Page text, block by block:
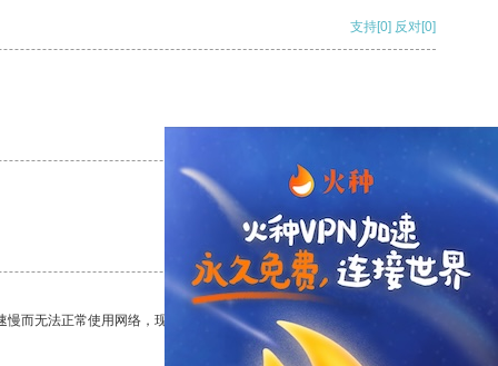
支持[0] 反对[0]
支持 [0] 反对 [0]
而无法正常使用网络，现在有了这个app，我再也不用担心了。
支持